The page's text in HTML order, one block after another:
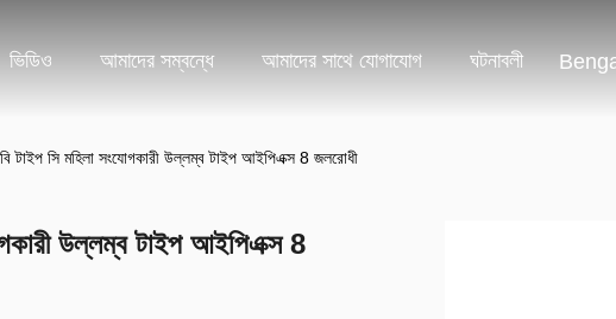
ভিডিও আমাদের সম্বন্ধে আমাদের সাথে যোগাযোগ ঘটনাবলী
টাইপ সি মহিলা সংযোগকারী উল্লম্ব টাইপ আইপিএক্স 8 জলরোধী
উল্লম্ব টাইপ আইপিএক্স 8